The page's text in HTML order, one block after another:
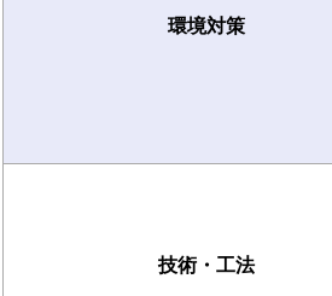
環境対策
技術・工法